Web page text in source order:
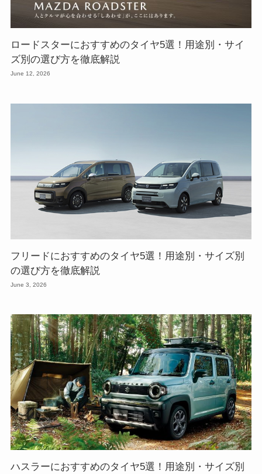
ロードスターにおすすめのタイヤ5選！用途別・サイ
ズ別の選び方を徹底解説
June 12, 2026
フリードにおすすめのタイヤ5選！用途別・サイズ別
の選び方を徹底解説
June 3, 2026
ハスラーにおすすめのタイヤ5選！用途別・サイズ別